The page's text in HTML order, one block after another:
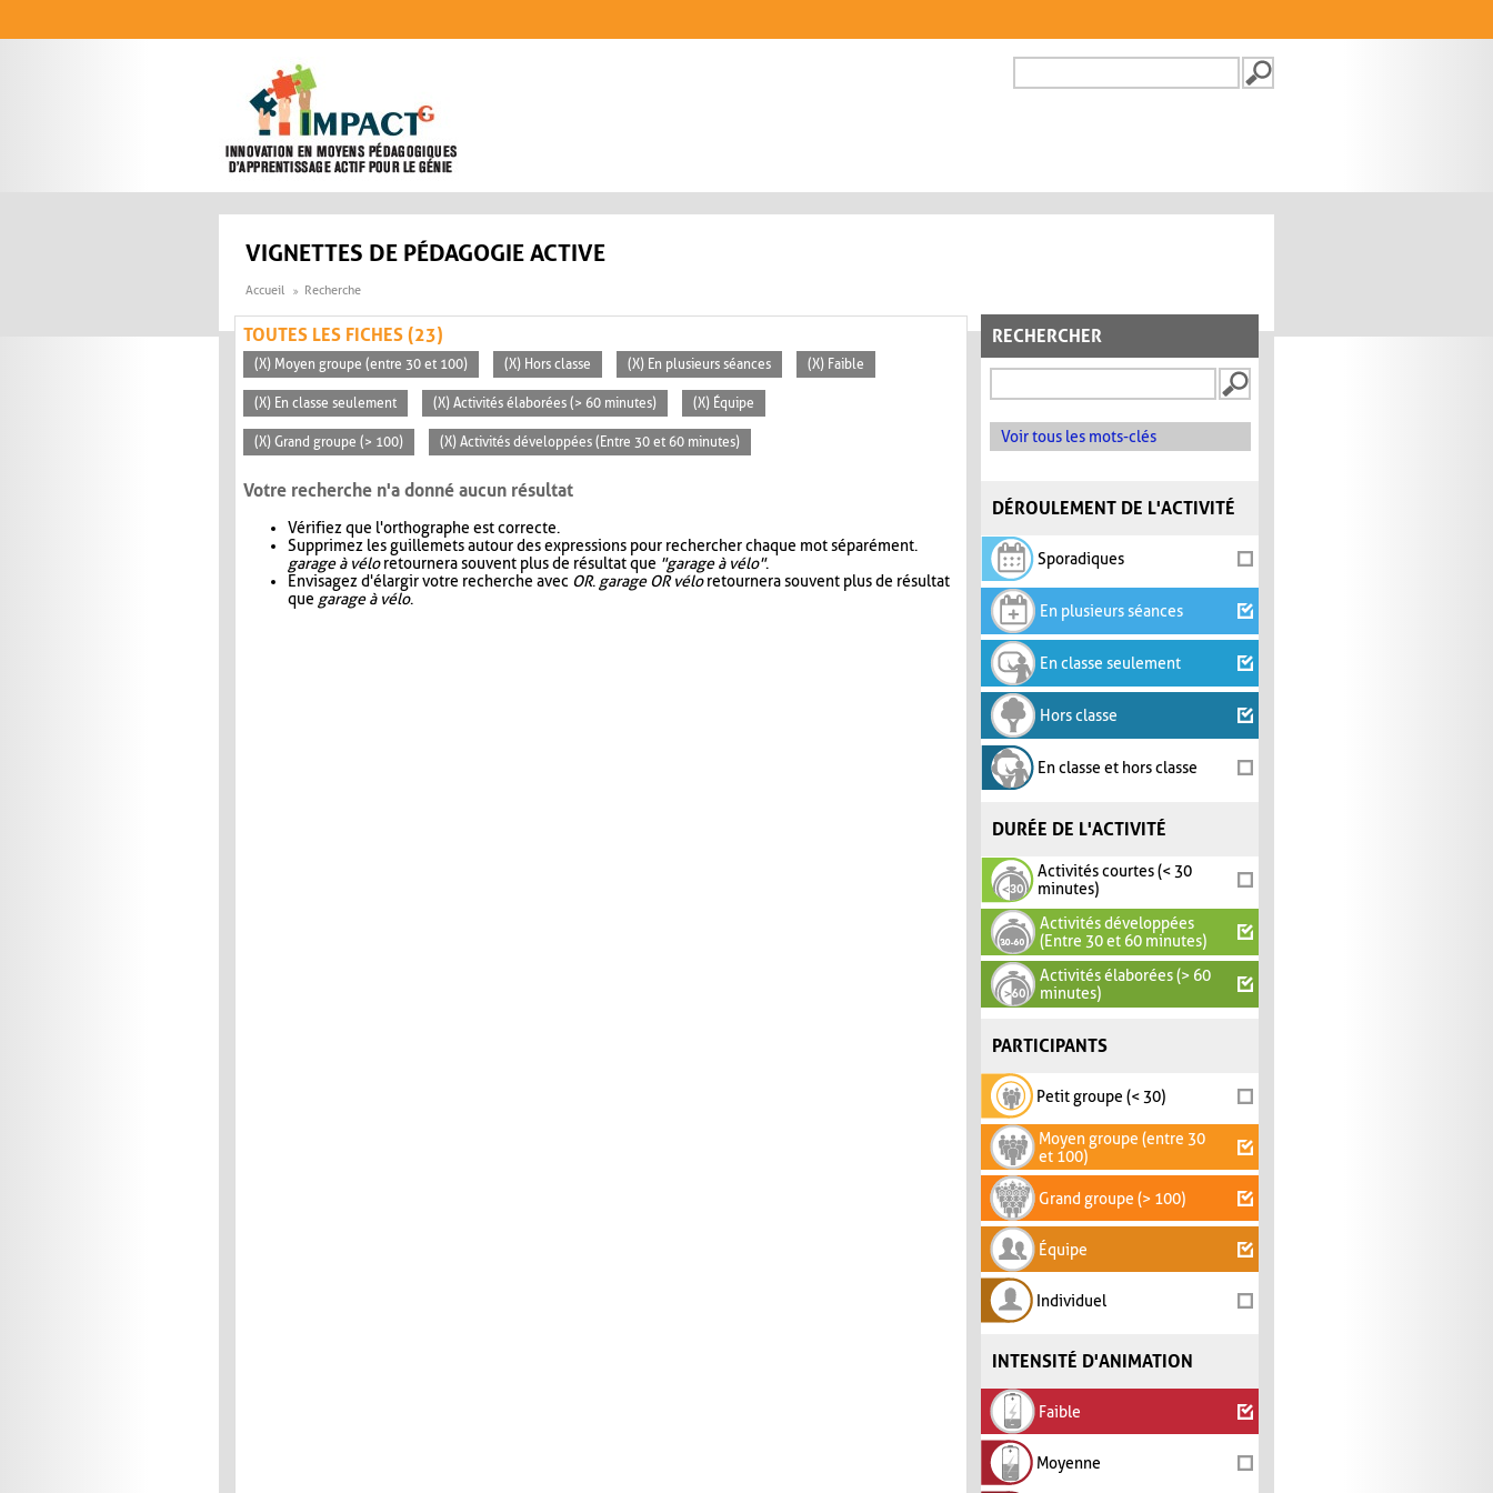
FORMULAIRE DE
VIGNETTES DE PÉDAGOGIE ACTIVE
Accueil Recherche
RECHERCHER
Voir tous les mots-clés
DÉROULEMENT DE L'ACTIVITÉ
Sporadiques
En plusieurs séances
En classe seulement
Hors classe
En classe et hors classe
DURÉE DE L'ACTIVITÉ
Activités courtes (< 30
minutes)
Activités développées
(Entre 30 et 60 minutes)
Activités élaborées (> 60
minutes)
PARTICIPANTS
Petit groupe (< 30)
Moyen groupe (entre 30
et 100)
Grand groupe (> 100)
Équipe
Individuel
INTENSITÉ D'ANIMATION
Faible
Moyenne
TOUTES LES FICHES (23)
(X) Moyen groupe (entre 30 et 100) (X) Hors classe (X) En plusieurs séances (X) Faible
(X) En classe seulement (X) Activités élaborées (> 60 minutes) (X) Équipe
(X) Grand groupe (> 100) (X) Activités développées (Entre 30 et 60 minutes)
Votre recherche n'a donné aucun résultat
Vérifiez que l'orthographe est correcte.
Supprimez les guillemets autour des expressions pour rechercher chaque mot séparément.
garage à véloretournera souvent plus de résultat que "garage à vélo".
Envisagez d'élargir votre recherche avec OR. garage OR véloretournera souvent plus de résultat
que garage à vélo.